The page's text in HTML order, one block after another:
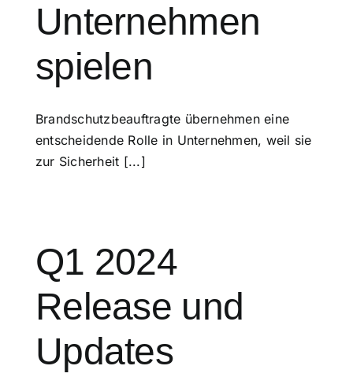
Unternehmen
spielen
Brandschutzbeauftragte übernehmen eine
entscheidende Rolle in Unternehmen, weil sie
zur Sicherheit [...]
Q1 2024
Release und
Updates